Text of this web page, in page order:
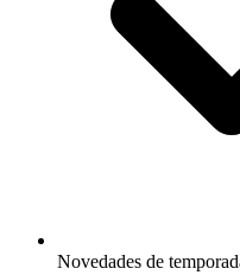
Novedades de